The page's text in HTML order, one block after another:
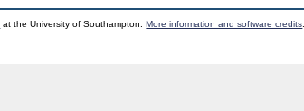
at the University of Southampton.More information and software credits